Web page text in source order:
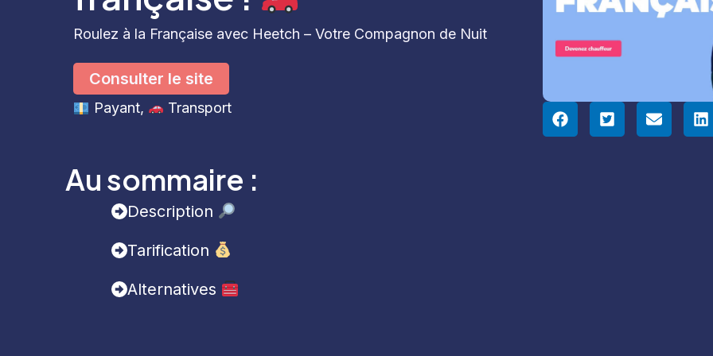
Roulez à la Française avec Heetch – Votre Compagnon de Nuit
Consulter le site
Payant, Transport
Au sommaire :
Description
Tarification
Alternatives